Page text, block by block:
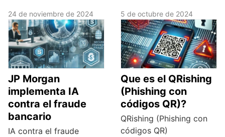
24 de noviembre de 2024
JP Morgan
implementa IA
contra el fraude
bancario
IA contra el fraude
5 de octubre de 2024
Que es el QRishing
(Phishing con
códigos QR)?
QRishing (Phishing con
códigos QR)